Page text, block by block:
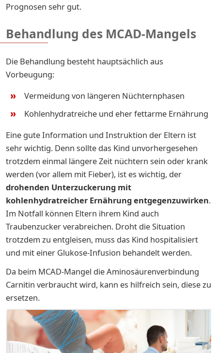
Prognosen sehr gut.
Behandlung des MCAD-Mangels
Die Behandlung besteht hauptsächlich aus
Vorbeugung:
Vermeidung von längeren Nüchternphasen
Kohlenhydratreiche und eher fettarme Ernährung
Eine gute Information und Instruktion der Eltern ist
sehr wichtig. Denn sollte das Kind unvorhergesehen
trotzdem einmal längere Zeit nüchtern sein oder krank
werden (vor allem mit Fieber), ist es wichtig, der
drohenden Unterzuckerung mit
kohlenhydratreicher Ernährung entgegenzuwirken.
Im Notfall können Eltern ihrem Kind auch
Traubenzucker verabreichen. Droht die Situation
trotzdem zu entgleisen, muss das Kind hospitalisiert
und mit einer Glukose-Infusion behandelt werden.
Da beim MCAD-Mangel die Aminosäurenverbindung
Carnitin verbraucht wird, kann es hilfreich sein, diese zu
ersetzen.